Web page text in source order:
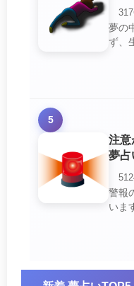
夢の
ず、
あ
5
注意
夢占
警報
います。 身近に危険が
て危